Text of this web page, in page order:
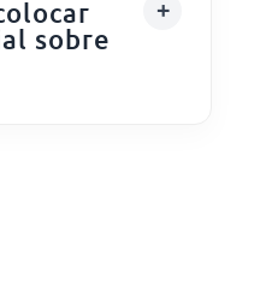
sobre